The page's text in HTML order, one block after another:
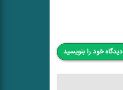
دیدگاه خود را بنویسید